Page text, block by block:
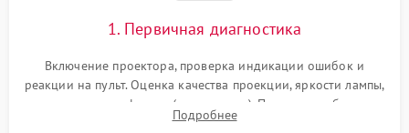
1. Первичная диагностика
Включение проектора, проверка индикации ошибок и
реакции на пульт. Оценка качества проекции, яркости лампы,
наличия артефактов (точки, пятна). Проверка работы
системы охлаждения по уровню шума вентиляторов.
Подробнее